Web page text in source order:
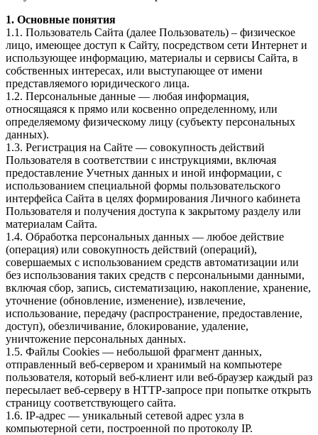
1. Основные понятия
1.1. Пользователь Сайта (далее Пользователь) – физическое
лицо, имеющее доступ к Сайту, посредством сети Интернет и
использующее информацию, материалы и сервисы Сайта, в
собственных интересах, или выступающее от имени
представляемого юридического лица.
1.2. Персональные данные — любая информация,
относящаяся к прямо или косвенно определенному, или
определяемому физическому лицу (субъекту персональных
данных).
1.3. Регистрация на Сайте — совокупность действий
Пользователя в соответствии с инструкциями, включая
предоставление Учетных данных и иной информации, с
использованием специальной формы пользовательского
интерфейса Сайта в целях формирования Личного кабинета
Пользователя и получения доступа к закрытому разделу или
материалам Сайта.
1.4. Обработка персональных данных — любое действие
(операция) или совокупность действий (операций),
совершаемых с использованием средств автоматизации или
без использования таких средств с персональными данными,
включая сбор, запись, систематизацию, накопление, хранение,
уточнение (обновление, изменение), извлечение,
использование, передачу (распространение, предоставление,
доступ), обезличивание, блокирование, удаление,
уничтожение персональных данных.
1.5. Файлы Cookies — небольшой фрагмент данных,
отправленный веб-сервером и хранимый на компьютере
пользователя, который веб-клиент или веб-браузер каждый раз
пересылает веб-серверу в HTTP-запросе при попытке открыть
страницу соответствующего сайта.
1.6. IP-адрес — уникальный сетевой адрес узла в
компьютерной сети, построенной по протоколу IP.